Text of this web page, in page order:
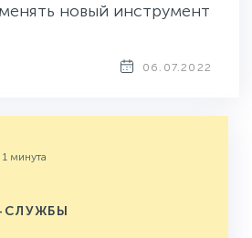
новый инструмент
06.07.2022
1 минута
СЛУЖБЫ